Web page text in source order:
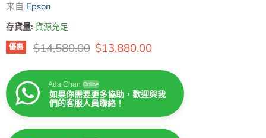
来自 Epson
存貨量: 貨源充足
優惠 原價
$14,580.00 售價
$13,880.00
Ada Chan Online
如果你需要更多協助，歡迎與我
們的客服人員聯絡！